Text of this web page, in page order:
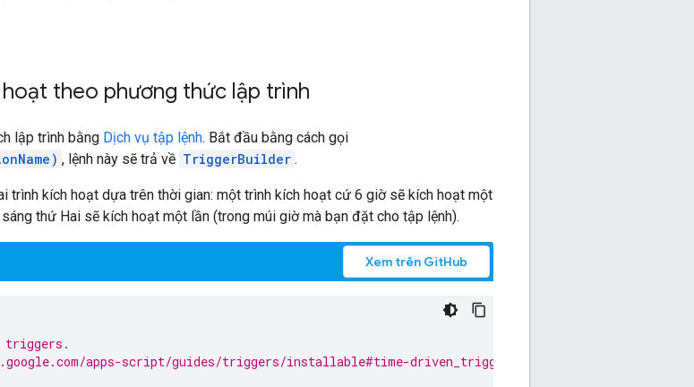
theo phương thức lập trình
lập trình bằng Dịch vụ tập lệnh. Bắt đầu bằng cách gọi
, lệnh này sẽ trả về TriggerBuilder .
trình kích hoạt dựa trên thời gian: một trình kích hoạt cứ 6 giờ sẽ kích hoạt một
thứ Hai sẽ kích hoạt một lần (trong múi giờ mà bạn đặt cho tập lệnh).
Xem trên GitHub
triggers.
apps-script/guides/triggers/installable#time-driven_triggers